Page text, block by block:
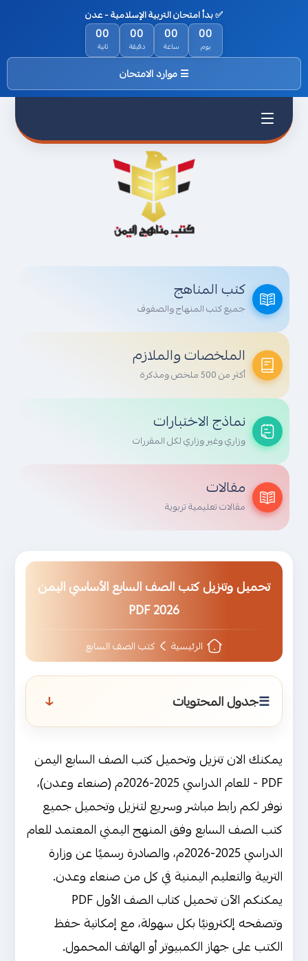
من نحن
السياسة
والخصوصية
كتب المناهج
جميع كتب المنهاج والصفوف
الملخصات والملازم
أكثر من 500 ملخص ومذكرة
نماذج الاختبارات
وزاري وغير وزاري لكل المقررات
مقالات
مقالات تعليمية تربوية
تحميل وتنزيل كتب الصف السابع الأساسي اليمن
2026 PDF
الرئيسية كتب الصف السابع
جدول المحتويات ↑
لماذا نُوفر كتب ومنهج الصف السابع
بصيغة PDF للعام الدراسي 2025-2026م
؟
رابط تحميل كتب منهج الصف السابع
اليمن PDF
كتاب القرآن الكريم وعلومه
كتاب التربية الإسلامية
كتاب لغتي العربية
كتاب الرياضيات
يمكنك الان تنزيل وتحميل كتب الصف السابع اليمن
PDF - للعام الدراسي 2025-2026م (صنعاء وعدن)،
نوفر لكم رابط مباشر وسريع لتنزيل وتحميل جميع
كتب الصف السابع وفق المنهج اليمني المعتمد للعام
الدراسي 2025-2026م، والصادرة رسميًا عن وزارة
التربية والتعليم اليمنية في كل من صنعاء وعدن.
يمكنكم الآن تحميل كتاب الصف الأول PDF
وتصفحه إلكترونيًا بكل سهولة، مع إمكانية حفظ
الكتب على جهاز الكمبيوتر أو الهاتف المحمول.
✅ بدأ امتحان التربية الإسلامية - عدن
00
يوم
00
ساعة
00
دقيقة
00
ثانية
☰ موارد الامتحان